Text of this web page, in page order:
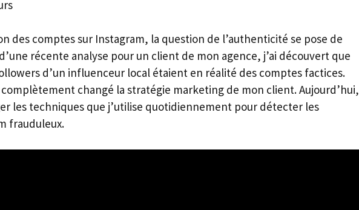
des comptes sur Instagram, la question de l’authenticité se pose de
récente analyse pour un client de mon agence, j’ai découvert que
d’un influenceur local étaient en réalité des comptes factices.
changé la stratégie marketing de mon client. Aujourd’hui,
les techniques que j’utilise quotidiennement pour détecter les
frauduleux.